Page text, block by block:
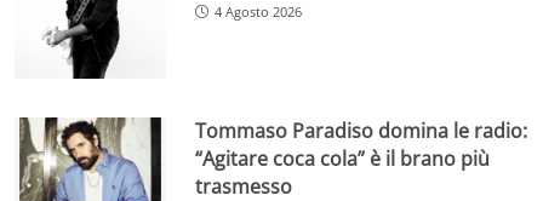
4 Agosto 2026
Tommaso Paradiso domina le radio:
“Agitare coca cola” è il brano più
trasmesso